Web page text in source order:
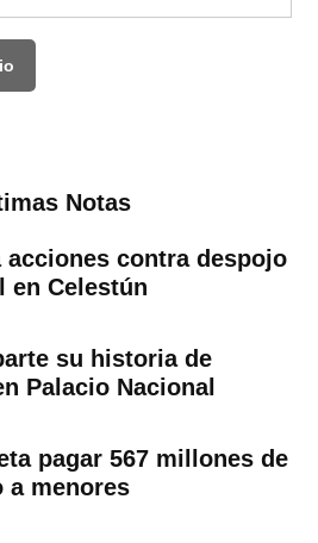
Notas
acciones contra despojo
en Celestún
su historia de
Palacio Nacional
pagar 567 millones de
a menores